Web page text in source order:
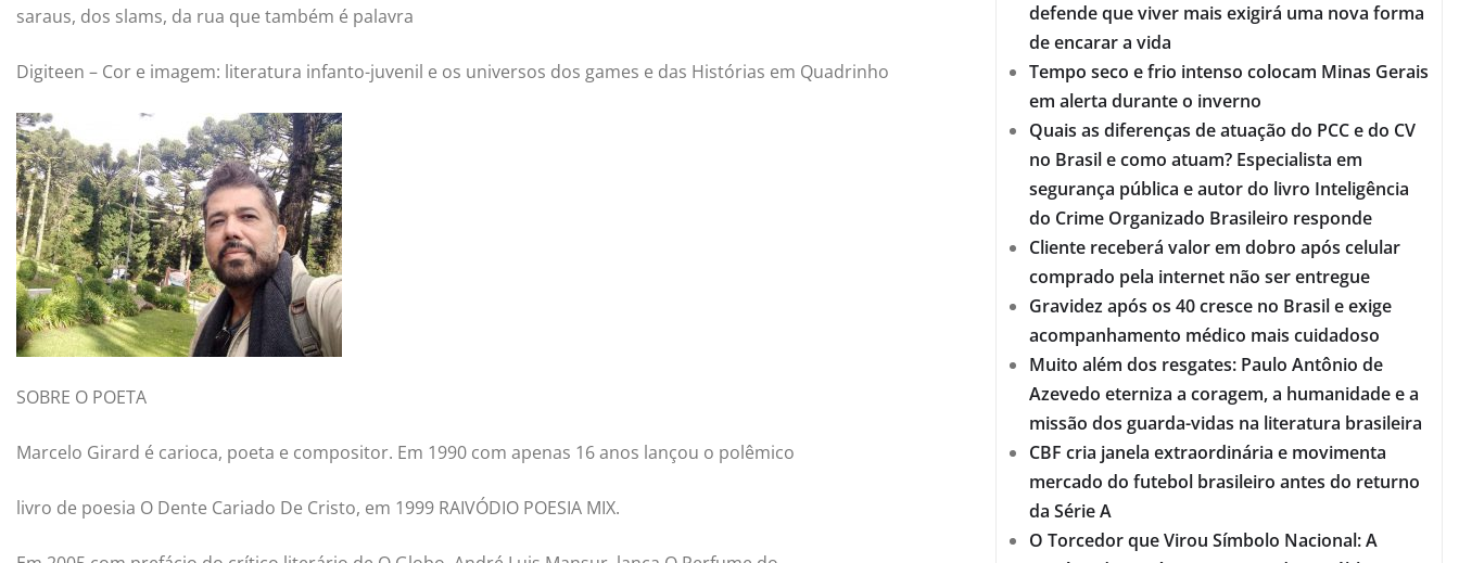
saraus, dos slams, da rua que também é palavra
Digiteen – Cor e imagem: literatura infanto-juvenil e os universos dos games e das Histórias em Quadrinho
SOBRE O POETA
Marcelo Girard é carioca, poeta e compositor. Em 1990 com apenas 16 anos lançou o polêmico
livro de poesia O Dente Cariado De Cristo, em 1999 RAIVÓDIO POESIA MIX.
defende que viver mais exigirá uma nova forma
de encarar a vida
Tempo seco e frio intenso colocam Minas Gerais
em alerta durante o inverno
Quais as diferenças de atuação do PCC e do CV
no Brasil e como atuam? Especialista em
segurança pública e autor do livro Inteligência
do Crime Organizado Brasileiro responde
Cliente receberá valor em dobro após celular
comprado pela internet não ser entregue
Gravidez após os 40 cresce no Brasil e exige
acompanhamento médico mais cuidadoso
Muito além dos resgates: Paulo Antônio de
Azevedo eterniza a coragem, a humanidade e a
missão dos guarda-vidas na literatura brasileira
CBF cria janela extraordinária e movimenta
mercado do futebol brasileiro antes do returno
da Série A
O Torcedor que Virou Símbolo Nacional: A